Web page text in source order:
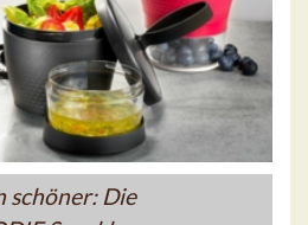
schöner: Die